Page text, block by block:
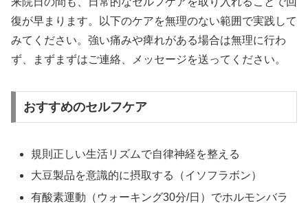
復が早まります。以下のケアを無理のない範囲で実践して
みてください。強い痛みや痺れがある場合は無理に行わ
ず、まずまずはご連絡、メッセージを送ってください。
おすすめのセルフケア
規則正しい生活リズムで自律神経を整える
大豆製品を意識的に摂取する（イソフラボン）
有酸素運動（ウォーキング30分/日）でホルモンバラ